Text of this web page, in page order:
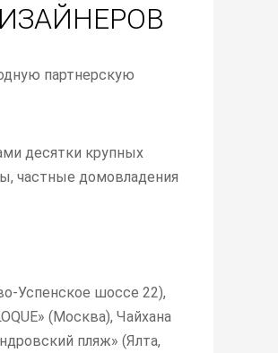
партнерскую
десятки крупных
частные домовладения
Успенское шоссе 22),
(Москва), Чайхана
пляж» (Ялта,